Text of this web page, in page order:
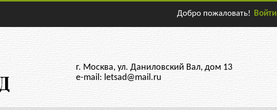
Добро пожаловать! Войти
г. Москва, ул. Даниловский Вал, дом 13
e-mail: letsad@mail.ru